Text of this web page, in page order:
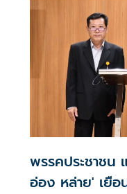
พรรคประชาช
อ่อง หล่าย' เยือ